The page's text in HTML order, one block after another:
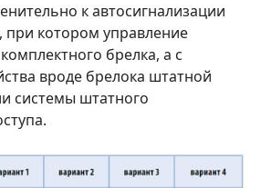
к автосигнализации
при котором управление
брелка, а с
вроде брелока штатной
системы штатного